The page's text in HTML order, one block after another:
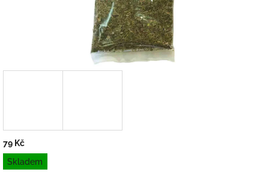
79 Kč
Měrná
cena:
Skladem